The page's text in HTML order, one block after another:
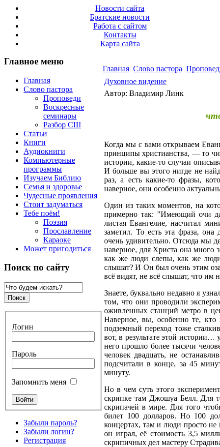
Новости сайта
Братские новости
Работа с сайтом
Контакты
Карта сайта
Главное меню
Главная
Слово пастора
Проповеди
Воскресные
семинары
Разбор СШ
Статьи
Книги
Аудиокниги
Компьютерные
программы
Изучаем Библию
Семья и здоровье
Чудесные проявления
Стоит задуматься
Тебе поём!
Поэзия
Прославление
Караоке
Может пригодиться
Поиск по сайту
Логин
Пароль
Запомнить меня
Забыли пароль?
Забыли логин?
Регистрация
Главная Слово пастора
Духовное видение
Автор: Владимир Линк
Когда мы с вами открываем
принципы христианства, — то
истории, какие-то случаи
И больше вы этого нигде не
раз, а есть какие-то фразы,
наверное, они особенно
Один из таких моментов, на
примерно так: "Имеющий очи
листая Евангелие, насчитал
заметил. То есть эта фраза, она
очень удивительно. Отсюда мы
наверное, для Христа она много
как же люди слепы, как же
слышат? И Он был очень этим
всё видят, не всё слышат, что им
Знаете, буквально недавно я
том, что они проводили
оживленных станций метро в
Наверное, вы, особенно те, кто
подземный переход тоже
вот, в результате этой
него прошло более тысячи
человек двадцать, не
подсчитали в конце, за 45
минуту.
Но в чем суть этого
скрипке там Джошуа Белл. Для
скрипачей в мире. Для того
билет 100 долларов. Но 100
концертах, там и люди просто
он играл, её стоимость 3,5
скрипичных дел мастеру